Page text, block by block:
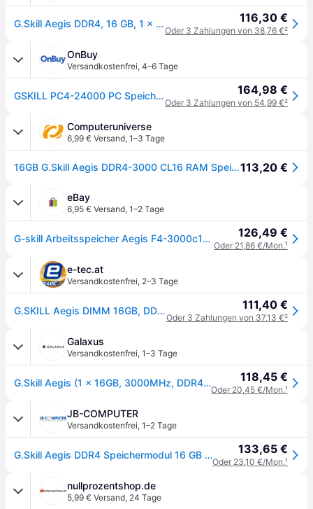
G.Skill Aegis DDR4, 16 GB, 1 x 16 GB, DDR4, 3000 MHz, 288-pin DIMM 116,30 €
Oder 3 Zahlungen von 38,76 €²
OnBuy
Versandkostenfrei, 4–6 Tage
GSKILL PC4-24000 PC Speicher - 1 x 16 GB - DDR4 - 3000 MHz - CL16-18-18-38 - 1.35V 164,98 €
Oder 3 Zahlungen von 54,99 €²
Computeruniverse
6,99 € Versand, 1–3 Tage
16GB G.Skill Aegis DDR4-3000 CL16 RAM Speicher RAM113,20 €
eBay
6,95 € Versand, 1–2 Tage
G-skill Arbeitsspeicher Aegis F4-3000c16s-16gisb, Ddr4-ram, 3000 Mhz, 288-pin 126,49 €
Oder 21,86 €/Mon.¹
e-tec.at
Versandkostenfrei, 2–3 Tage
G.SKILL Aegis DIMM 16GB, DDR4-3000, CL16-18-18-38 111,40 €
Oder 3 Zahlungen von 37,13 €²
Galaxus
Versandkostenfrei, 1–3 Tage
G.Skill Aegis (1 x 16GB, 3000MHz, DDR4-RAM, DIMM), RAM, Schwarz, Rot 118,45 €
Oder 20,45 €/Mon.¹
JB-COMPUTER
Versandkostenfrei, 1–2 Tage
G.Skill Aegis DDR4 Speichermodul 16 GB 1 x 16 GB 288-pin DIMM 133,65 €
Oder 23,10 €/Mon.¹
nullprozentshop.de
5,99 € Versand, 24 Tage